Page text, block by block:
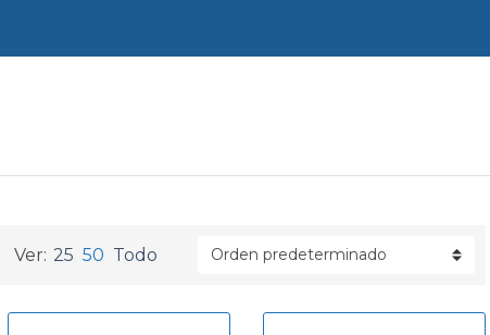
Ver: 25 50 Todo